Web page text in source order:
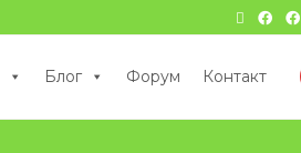
Блог Форум Контакт